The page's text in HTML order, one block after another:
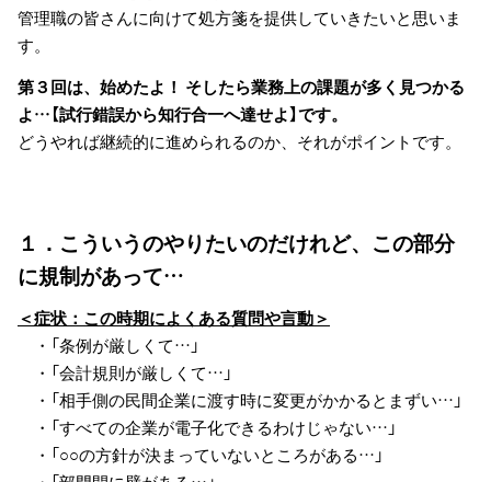
管理職の皆さんに向けて処方箋を提供していきたいと思いま
す。
第３回は、始めたよ！ そしたら業務上の課題が多く見つかる
よ…【試行錯誤から知行合一へ達せよ】です。
どうやれば継続的に進められるのか、それがポイントです。
１．こういうのやりたいのだけれど、この部分
に規制があって…
＜症状：この時期によくある質問や言動＞
・「条例が厳しくて…」
・「会計規則が厳しくて…」
・「相手側の民間企業に渡す時に変更がかかるとまずい…」
・「すべての企業が電子化できるわけじゃない…」
・「○○の方針が決まっていないところがある…」